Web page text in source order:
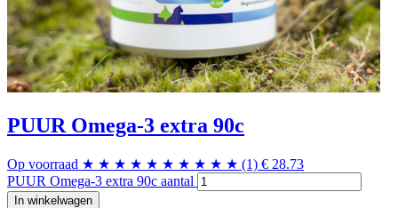
PUUR Omega-3 extra 90c
Op voorraad ★ ★ ★ ★ ★ ★ ★ ★ ★ ★ (1) € 28.73
PUUR Omega-3 extra 90c aantal
In winkelwagen